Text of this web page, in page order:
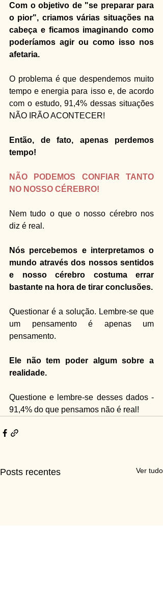
Com o objetivo de "se preparar para
o pior", criamos várias situações na
cabeça e ficamos imaginando como
poderíamos agir ou como isso nos
afetaria.
O problema é que despendemos muito
tempo e energia para isso e, de acordo
com o estudo, 91,4% dessas situações
NÃO IRÃO ACONTECER!
Então, de fato, apenas perdemos
tempo!
NÃO PODEMOS CONFIAR TANTO
NO NOSSO CÉREBRO!
Nem tudo o que o nosso cérebro nos
diz é real.
Nós percebemos e interpretamos o
mundo através dos nossos sentidos
e nosso cérebro costuma errar
bastante na hora de tirar conclusões.
Questionar é a solução. Lembre-se que
um pensamento é apenas um
pensamento.
Ele não tem poder algum sobre a
realidade.
Questione e lembre-se desses dados -
91,4% do que pensamos não é real!
Posts recentes Ver tudo